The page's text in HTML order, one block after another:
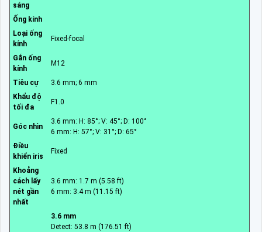
sáng
Ống kính
Loại ống
kính
Fixed-focal
Gắn ống
kính
M12
Tiêu cự
3.6 mm; 6 mm
Khẩu độ
tối đa
F1.0
Góc nhìn
3.6 mm: H: 85°; V: 45°; D: 100°
6 mm: H: 57°; V: 31°; D: 65°
Điều
khiển iris
Fixed
Khoảng
cách lấy
nét gần
nhất
3.6 mm: 1.7 m (5.58 ft)
6 mm: 3.4 m (11.15 ft)
3.6 mm
Detect: 53.8 m (176.51 ft)